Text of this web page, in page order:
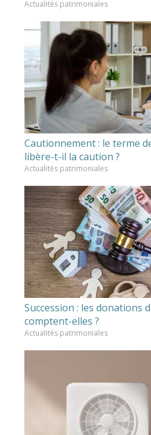
Actualités patrimoniales
Cautionnement : le terme
libère-t-il la caution ?
Actualités patrimoniales
Succession : les donations
comptent-elles ?
Actualités patrimoniales